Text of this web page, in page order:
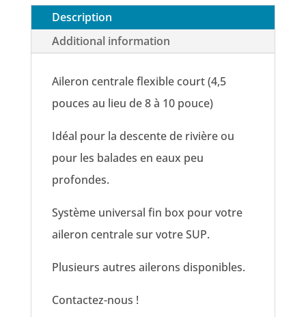
Description
Additional information
Aileron centrale flexible court (4,5
pouces au lieu de 8 à 10 pouce)
Idéal pour la descente de rivière ou
pour les balades en eaux peu
profondes.
Système universal fin box pour votre
aileron centrale sur votre SUP.
Plusieurs autres ailerons disponibles.
Contactez-nous !